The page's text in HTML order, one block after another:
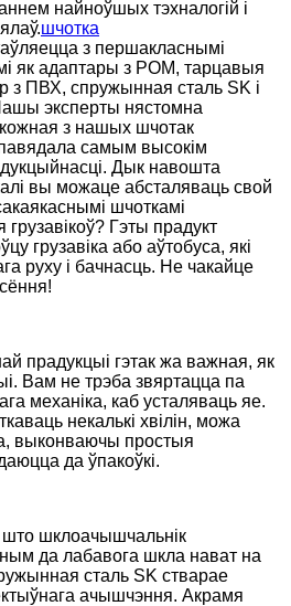
найноўшых тэхналогій і
шчотка
з першакласнымі
як адаптары з POM, тарцавыя
з ПВХ, спружынная сталь SK і
эксперты нястомна
з нашых шчотак
самым высокім
Дык навошта
вы можаце абсталяваць свой
шчоткамі
Гэты прадукт
грузавіка або аўтобуса, які
руху і бачнасць. Не чакайце
прадукцыі гэтак жа важная, як
Вам не трэба звяртацца па
механіка, каб усталяваць яе.
некалькі хвілін, можа
выконваючы простыя
да ўпакоўкі.
шклоачышчальнік
да лабавога шкла нават на
сталь SK стварае
ачышчэння. Акрамя